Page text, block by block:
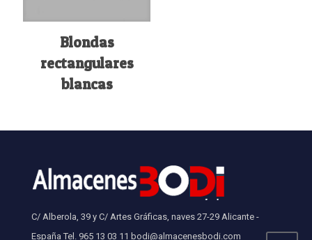
Blondas
rectangulares
blancas
C/ Alberola, 39 y C/ Artes Gráficas, naves 27-29 Alicante -
España Tel. 965 13 03 11 bodi@almacenesbodi.com